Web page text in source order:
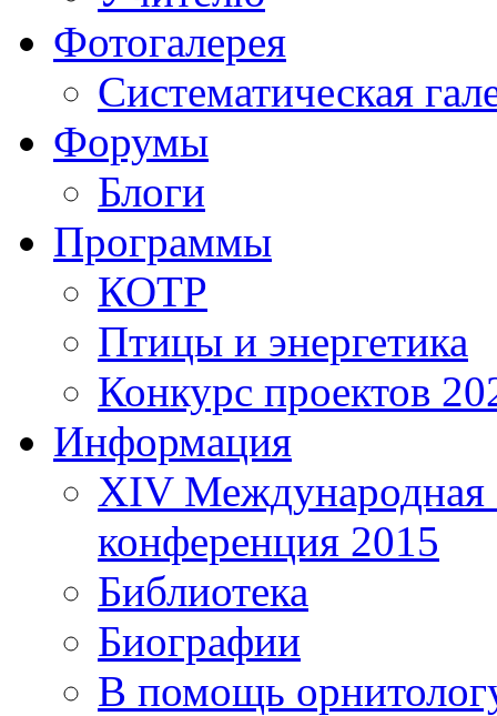
Фотогалерея
Систематическая
Форумы
Блоги
Программы
КОТР
Птицы и энергетика
Конкурс проектов
Информация
XIV Международная
конференция 2015
Библиотека
Биографии
В помощь